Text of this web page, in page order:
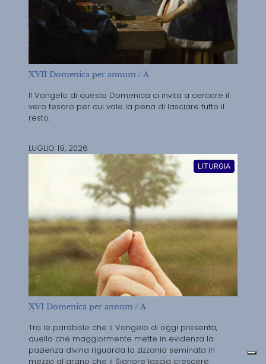
XVII Domenica per annum / A
Il Vangelo di questa Domenica ci invita a cercare il
vero tesoro per cui vale la pena di lasciare tutto il
resto.
LUGLIO 19, 2026
LITURGIA
XVI Domenica per annum / A
Tra le parabole che il Vangelo di oggi presenta,
quella che maggiormente mette in evidenza la
pazienza divina riguarda la zizzania seminata in
mezzo al grano che il Signore lascia crescere